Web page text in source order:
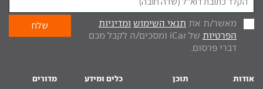
מאשר/ת את תנאי השימוש ומדיניות
הפרטיות
של iCar ומסכים/ה לקבל מכם
דברי פרסום.
אודות תוכן כלים ומידע מדורים